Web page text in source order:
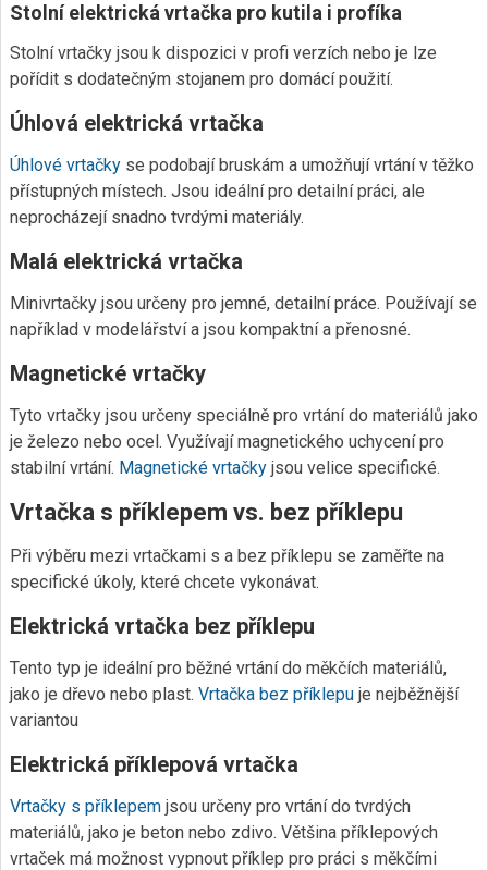
Stolní elektrická vrtačka pro kutila i profíka
Stolní vrtačky jsou k dispozici v profi verzích nebo je lze
pořídit s dodatečným stojanem pro domácí použití.
Úhlová elektrická vrtačka
Úhlové vrtačky se podobají bruskám a umožňují vrtání v těžko
přístupných místech. Jsou ideální pro detailní práci, ale
neprocházejí snadno tvrdými materiály.
Malá elektrická vrtačka
Minivrtačky jsou určeny pro jemné, detailní práce. Používají se
například v modelářství a jsou kompaktní a přenosné.
Magnetické vrtačky
Tyto vrtačky jsou určeny speciálně pro vrtání do materiálů jako
je železo nebo ocel. Využívají magnetického uchycení pro
stabilní vrtání. Magnetické vrtačky jsou velice specifické.
Vrtačka s příklepem vs. bez příklepu
Při výběru mezi vrtačkami s a bez příklepu se zaměřte na
specifické úkoly, které chcete vykonávat.
Elektrická vrtačka bez příklepu
Tento typ je ideální pro běžné vrtání do měkčích materiálů,
jako je dřevo nebo plast. Vrtačka bez příklepu je nejběžnější
variantou
Elektrická příklepová vrtačka
Vrtačky s příklepem jsou určeny pro vrtání do tvrdých
materiálů, jako je beton nebo zdivo. Většina příklepových
vrtaček má možnost vypnout příklep pro práci s měkčími